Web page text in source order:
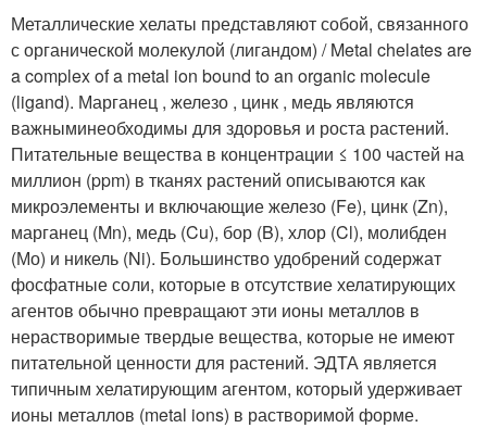
Металлические хелаты представляют собой, связанного
с органической молекулой (лигандом) / Metal chelates are
a complex of a metal ion bound to an organic molecule
(ligand). Марганец , железо , цинк , медь являются
важныминеобходимы для здоровья и роста растений.
Питательные вещества в концентрации ≤ 100 частей на
миллион (ppm) в тканях растений описываются как
микроэлементы и включающие железо (Fe), цинк (Zn),
марганец (Mn), медь (Cu), бор (B), хлор (Cl), молибден
(Мо) и никель (Ni). Большинство удобрений содержат
фосфатные соли, которые в отсутствие хелатирующих
агентов обычно превращают эти ионы металлов в
нерастворимые твердые вещества, которые не имеют
питательной ценности для растений. ЭДТА является
типичным хелатирующим агентом, который удерживает
ионы металлов (metal ions) в растворимой форме.